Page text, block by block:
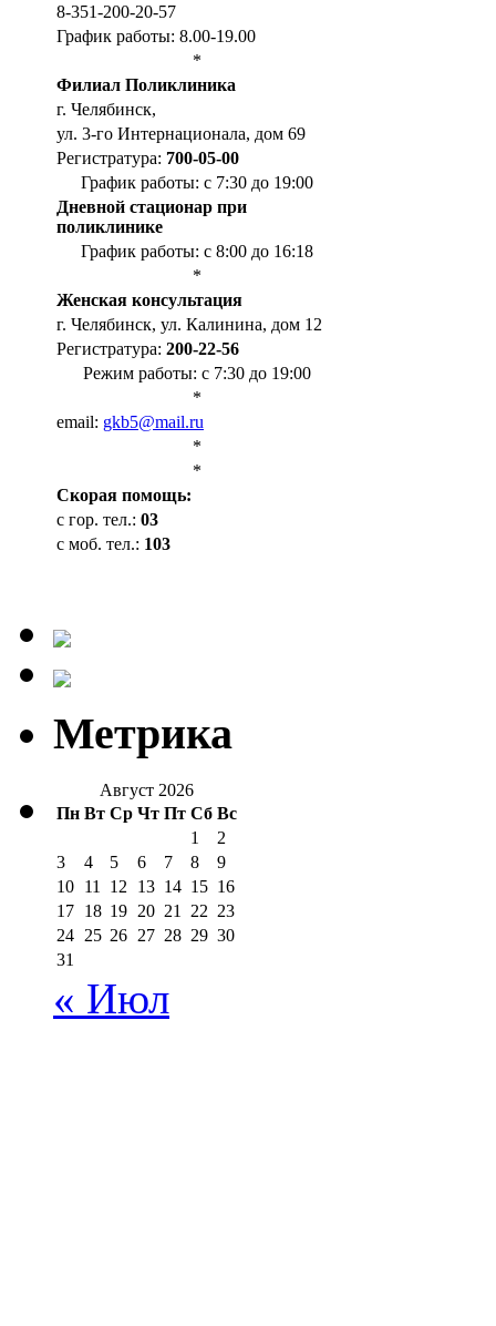
8-351-200-20-57
График работы: 8.00-19.00
*
Филиал Поликлиника
г. Челябинск,
ул. 3-го Интернационала, дом 69
Регистратура: 700-05-00
График работы: с 7:30 до 19:00
Дневной стационар при
поликлинике
График работы: с 8:00 до 16:18
*
Женская консультация
г. Челябинск, ул. Калинина, дом 12
Регистратура: 200-22-56
Режим работы: с 7:30 до 19:00
*
email: gkb5@mail.ru
*
*
Cкорая помощь:
с гор. тел.: 03
с моб. тел.: 103
Метрика
Август 2026
Пн Вт Ср Чт Пт Сб Вс
1
2
3
4 5 6 7 8
9
10 11 12 13 14 15 16
17 18 19 20 21 22 23
24 25 26 27 28 29 30
31
« Июл